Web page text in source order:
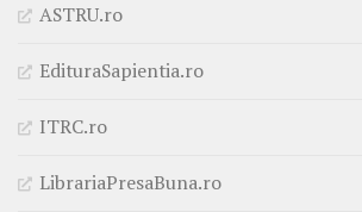
ASTRU.ro
EdituraSapientia.ro
ITRC.ro
LibrariaPresaBuna.ro